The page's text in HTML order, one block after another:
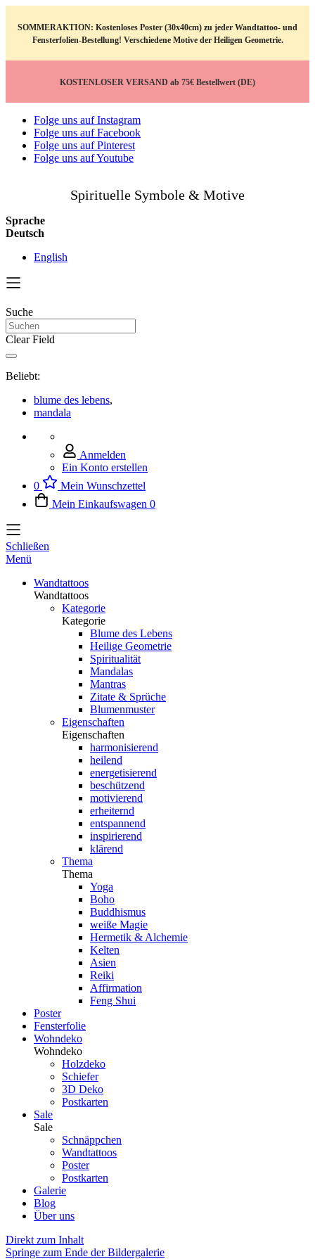
SOMMERAKTION: Kostenloses Poster (30x40cm) zu jeder Wandtattoo- und
Fensterfolien-Bestellung! Verschiedene Motive der Heiligen Geometrie.
KOSTENLOSER VERSAND ab 75€ Bestellwert (DE)
Folge uns auf Instagram
Folge uns auf Facebook
Folge uns auf Pinterest
Folge uns auf Youtube
Spirituelle Symbole & Motive
Sprache
Deutsch
English
Suche
Clear Field
Beliebt:
blume des lebens,
mandala
Anmelden
Ein Konto erstellen
0
Mein Wunschzettel
Mein Einkaufswagen 0
Schließen
Menü
Wandtattoos
Wandtattoos
Kategorie
Kategorie
Blume des Lebens
Heilige Geometrie
Spiritualität
Mandalas
Mantras
Zitate & Sprüche
Blumenmuster
Eigenschaften
Eigenschaften
harmonisierend
heilend
energetisierend
beschützend
motivierend
erheiternd
entspannend
inspirierend
klärend
Thema
Thema
Yoga
Boho
Buddhismus
weiße Magie
Hermetik & Alchemie
Kelten
Asien
Reiki
Affirmation
Feng Shui
Poster
Fensterfolie
Wohndeko
Wohndeko
Holzdeko
Schiefer
3D Deko
Postkarten
Sale
Sale
Schnäppchen
Wandtattoos
Poster
Postkarten
Galerie
Blog
Über uns
Direkt zum Inhalt
Springe zum Ende der Bildergalerie